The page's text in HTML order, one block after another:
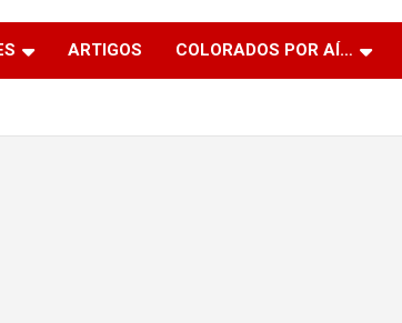
ARTIGOS COLORADOS POR AÍ…